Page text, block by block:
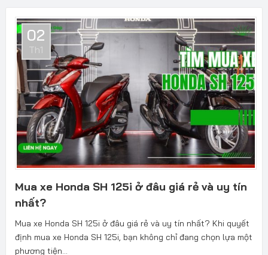
02
Th1
Mua xe Honda SH 125i ở đâu giá rẻ và uy tín
nhất?
Mua xe Honda SH 125i ở đâu giá rẻ và uy tín nhất? Khi quyết
định mua xe Honda SH 125i, bạn không chỉ đang chọn lựa một
phương tiện...